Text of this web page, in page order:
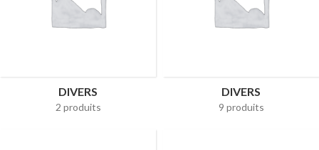
DIVERS
2 produits
DIVERS
9 produits